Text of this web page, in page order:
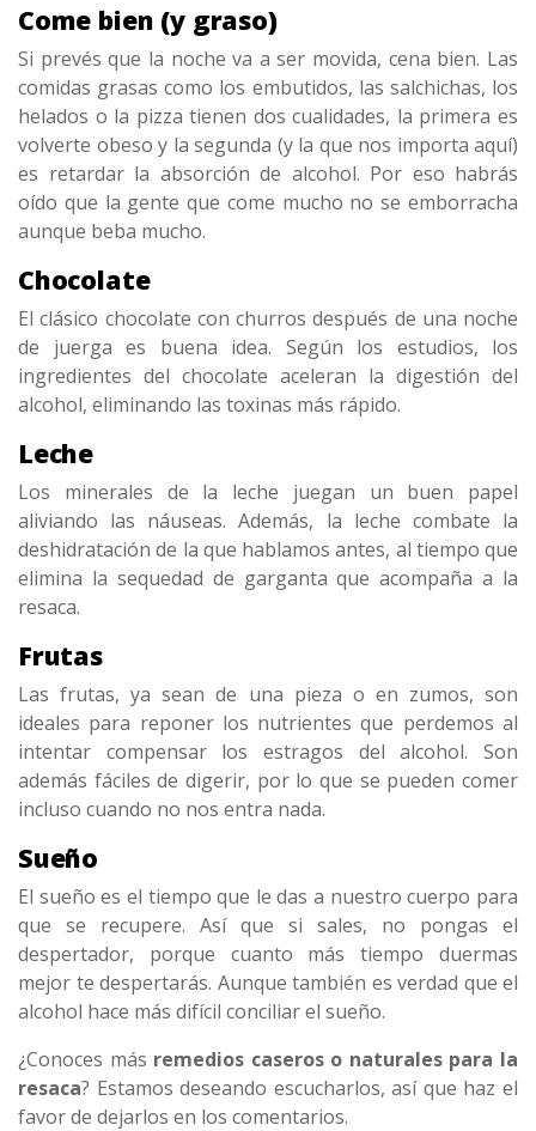
Come bien (y graso)
Si prevés que la noche va a ser movida, cena bien. Las
comidas grasas como los embutidos, las salchichas, los
helados o la pizza tienen dos cualidades, la primera es
volverte obeso y la segunda (y la que nos importa aquí)
es retardar la absorción de alcohol. Por eso habrás
oído que la gente que come mucho no se emborracha
aunque beba mucho.
Chocolate
El clásico chocolate con churros después de una noche
de juerga es buena idea. Según los estudios, los
ingredientes del chocolate aceleran la digestión del
alcohol, eliminando las toxinas más rápido.
Leche
Los minerales de la leche juegan un buen papel
aliviando las náuseas. Además, la leche combate la
deshidratación de la que hablamos antes, al tiempo que
elimina la sequedad de garganta que acompaña a la
resaca.
Frutas
Las frutas, ya sean de una pieza o en zumos, son
ideales para reponer los nutrientes que perdemos al
intentar compensar los estragos del alcohol. Son
además fáciles de digerir, por lo que se pueden comer
incluso cuando no nos entra nada.
Sueño
El sueño es el tiempo que le das a nuestro cuerpo para
que se recupere. Así que si sales, no pongas el
despertador, porque cuanto más tiempo duermas
mejor te despertarás. Aunque también es verdad que el
alcohol hace más difícil conciliar el sueño.
¿Conoces más remedios caseros o naturales para la
resaca? Estamos deseando escucharlos, así que haz el
favor de dejarlos en los comentarios.